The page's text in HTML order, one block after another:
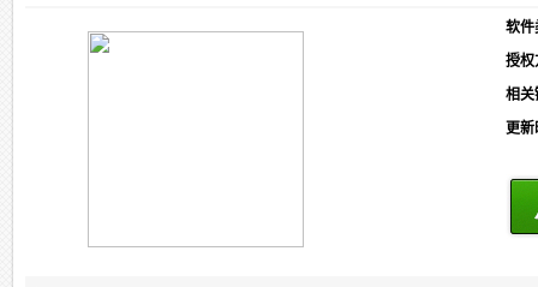
软件
授权
相关
更新